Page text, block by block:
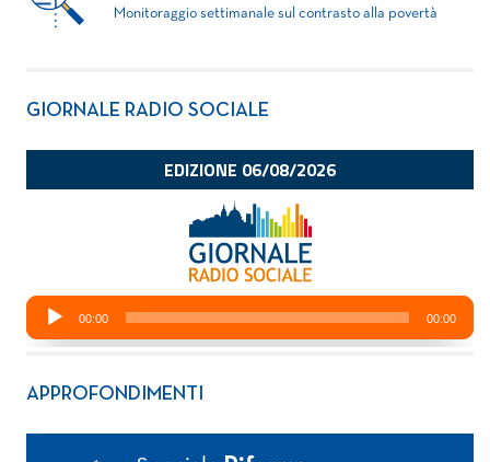
Monitoraggio settimanale sul contrasto alla povertà
GIORNALE RADIO SOCIALE
APPROFONDIMENTI